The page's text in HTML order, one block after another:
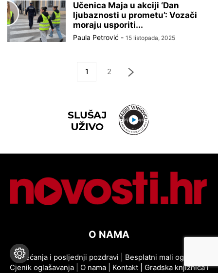
Učenica Maja u akciji ‘Dan
ljubaznosti u prometu’: Vozači
moraju usporiti...
Paula Petrović - 15 listopada, 2025
1 2
O NAMA
Sjećanja i posljednji pozdravi Besplatni mali oglasi
Cjenik oglašavanja| O nama| Kontakt| Gradska knjižnica i